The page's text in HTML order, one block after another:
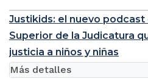
Justikids: el nuevo podcast
Superior de la Judicatura
justicia a niños y niñas
Más detalles